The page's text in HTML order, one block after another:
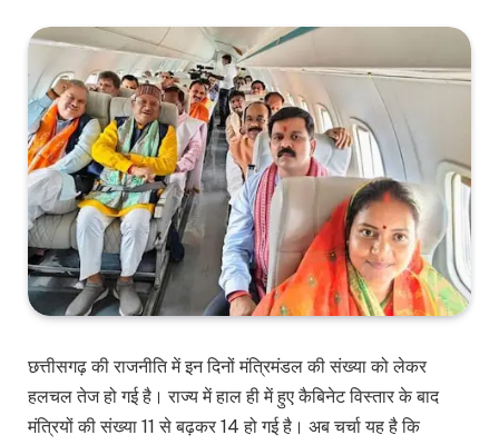
छत्तीसगढ़ की राजनीति में इन दिनों मंत्रिमंडल की संख्या को लेकर
हलचल तेज हो गई है। राज्य में हाल ही में हुए कैबिनेट विस्तार के बाद
मंत्रियों की संख्या 11 से बढ़कर 14 हो गई है। अब चर्चा यह है कि